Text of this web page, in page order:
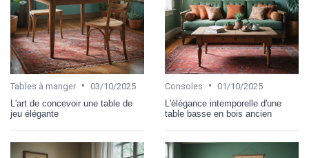
Tables à manger • 03/10/2025
L'art de concevoir une table de
jeu élégante
Consoles • 01/10/2025
L'élégance intemporelle d'une
table basse en bois ancien